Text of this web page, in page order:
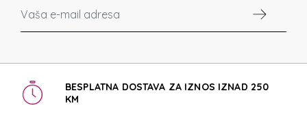
BESPLATNA DOSTAVA ZA IZNOS IZNAD 250
KM